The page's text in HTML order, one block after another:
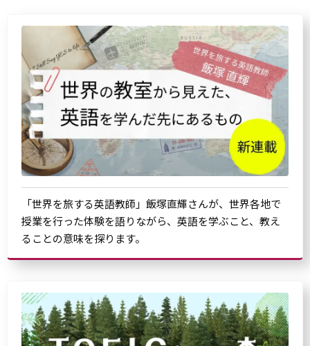
「世界を旅する英語教師」飯塚直輝さんが、世界各地で
授業を行った体験を語りながら、英語を学ぶこと、教え
ることの意味を探ります。